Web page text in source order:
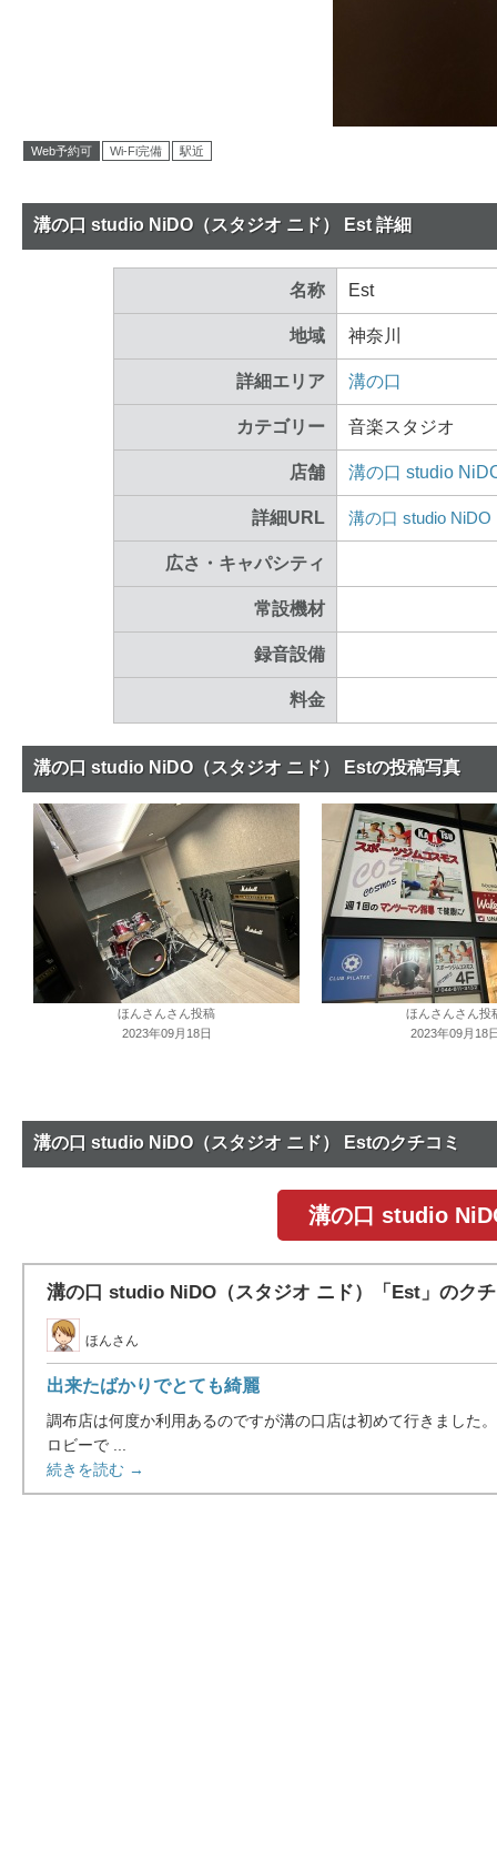
Web予約可 Wi-Fi完備 駅近
溝の口 studio NiDO（スタジオ ニド） Est 詳細
名称 Est
地域 神奈川
詳細エリア 溝の口
カテゴリー 音楽スタジオ
店舗 溝の口 studio
詳細URL 溝の口 studio
広さ・キャパシティ
常設機材
録音設備
料金
溝の口 studio NiDO（スタジオ ニド） Estの投稿写真
ほんさんさん投稿
2023年09月18日
ほんさんさん投
2023年09月18
溝の口 studio NiDO（スタジオ ニド） Estのクチコミ
溝の口 studio
溝の口 studio NiDO（スタジオ ニド）「Est」のク
ほんさん
出来たばかりでとても綺麗
調布店は何度か利用あるのですが溝の口店は初めて行きました
ロビーで ...
続きを読む →